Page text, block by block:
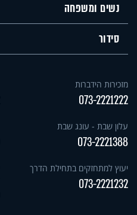
נשים ומשפחה
סידור
מזכירות הידברות
073-2221222
עלון שבת - עונג שבת
073-2221388
יעוץ למתחזקים בתחילת הדרך
073-2221232